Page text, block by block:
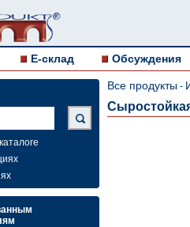
E-склад Обсуждения
Все продукты -